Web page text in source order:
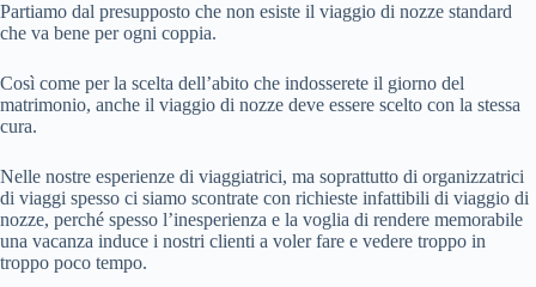
Partiamo dal presupposto che non esiste il viaggio di nozze standard
che va bene per ogni coppia.
Così come per la scelta dell’abito che indosserete il giorno del
matrimonio, anche il viaggio di nozze deve essere scelto con la stessa
cura.
Nelle nostre esperienze di viaggiatrici, ma soprattutto di organizzatrici
di viaggi spesso ci siamo scontrate con richieste infattibili di viaggio di
nozze, perché spesso l’inesperienza e la voglia di rendere memorabile
una vacanza induce i nostri clienti a voler fare e vedere troppo in
troppo poco tempo.